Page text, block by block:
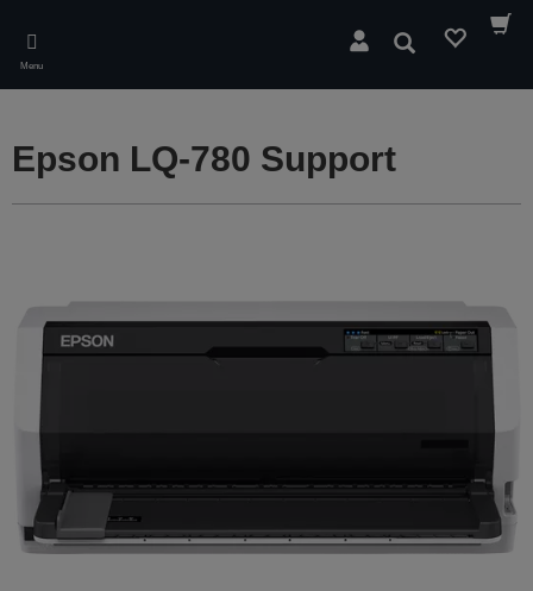
main
content
Menu
Rechercher
Epson LQ-780 Support